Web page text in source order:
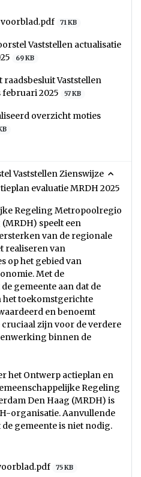
71 KB
Vaststellen actualisatie
69 KB
raadsbesluit Vaststellen
februari 2025
57 KB
overzicht moties
Vaststellen Zienswijze
evaluatie MRDH 2025
Regeling Metropoolregio
speelt een
van de regionale
realiseren van
op het gebied van
Met de
gemeente aan dat de
het toekomstgerichte
en benoemt
zijn voor de verdere
binnen de
het Ontwerp actieplan en
Regeling
Den Haag (MRDH) is
organisatie. Aanvullende
gemeente is niet nodig.
75 KB